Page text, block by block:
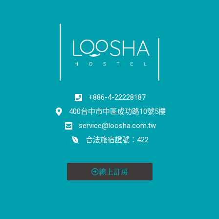
+886-4-22228187
400台中市中區成功路10號5樓
service@loosha.com.tw
合法旅宿證號：422
線上訂房